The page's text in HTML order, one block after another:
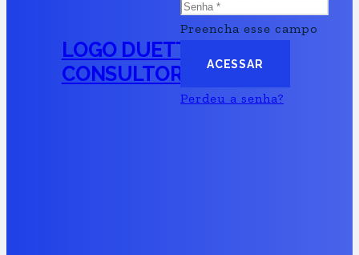
Preencha esse campo
ACESSAR
Perdeu a senha?
LOGO DUETTO
CONSULTORES